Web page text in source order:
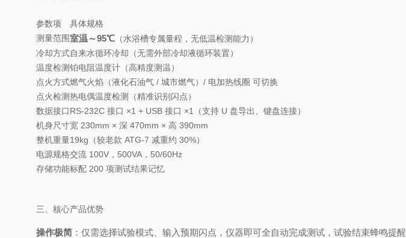
参数项
具体规格
测量范围室温～95℃ （水浴槽专属量程，无低温检测能力）
冷却方式自来水循环冷却（无需外部冷却液循环装置）
温度检测铂电阻温度计（高精度测温）
点火方式燃气火焰（液化石油气 / 城市燃气）/ 电加热线圈 可切换
点火检测热电偶温度检测（精准识别闪点）
数据接口RS-232C 接口 ×1 + USB 接口 ×1（支持 U 盘导出、键盘连接）
机身尺寸宽 230mm × 深 470mm × 高 390mm
整机重量19kg（较老款 ATG-7 减重约 30%）
电源规格交流 100V，500VA，50/60Hz
存储功能标配 200 项测试结果记忆
三、核心产品优势
操作极简 ：仅需选择试验模式、输入预期闪点，仪器即可全自动完成测试，试验结束蜂鸣提